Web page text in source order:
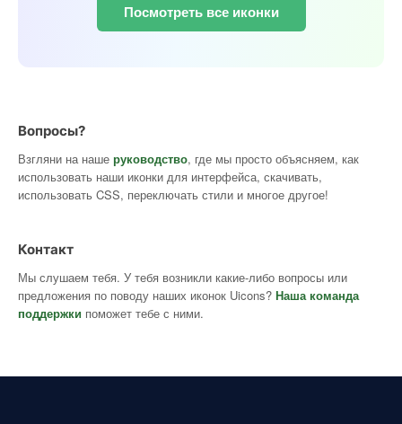
Посмотреть все иконки
Вопросы?
Взгляни на наше руководство, где мы просто объясняем, как
использовать наши иконки для интерфейса, скачивать,
использовать CSS, переключать стили и многое другое!
Контакт
Мы слушаем тебя. У тебя возникли какие-либо вопросы или
предложения по поводу наших иконок Uicons? Наша команда
поддержки поможет тебе с ними.